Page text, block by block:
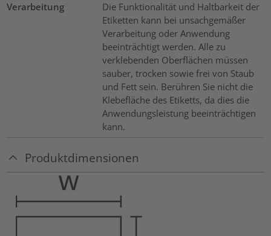
Verarbeitung
Die Funktionalität und Haltbarkeit der
Etiketten kann bei unsachgemäßer
Verarbeitung oder Anwendung
beeinträchtigt werden. Alle zu
verklebenden Oberflächen müssen
sauber, trocken sowie frei von Staub
und Fett sein. Berühren Sie nicht die
Klebefläche des Etiketts, da dies die
Anwendungsleistung beeinträchtigen
kann.
Produktdimensionen